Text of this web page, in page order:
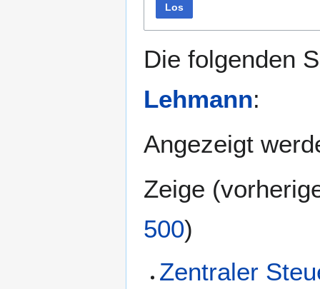
Los
Die folgenden
Lehmann:
Angezeigt
Zeige (
500)
Zentraler